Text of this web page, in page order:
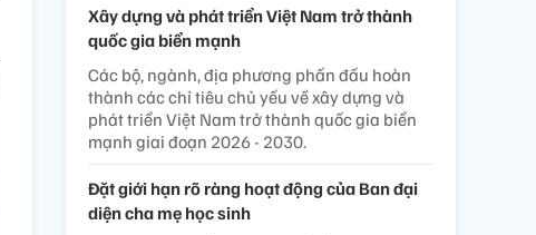
Xây dựng và phát triển Việt Nam trở thành
quốc gia biển mạnh
Các bộ, ngành, địa phương phấn đấu hoàn
thành các chỉ tiêu chủ yếu về xây dựng và
phát triển Việt Nam trở thành quốc gia biển
mạnh giai đoạn 2026 - 2030.
Đặt giới hạn rõ ràng hoạt động của Ban đại
diện cha mẹ học sinh